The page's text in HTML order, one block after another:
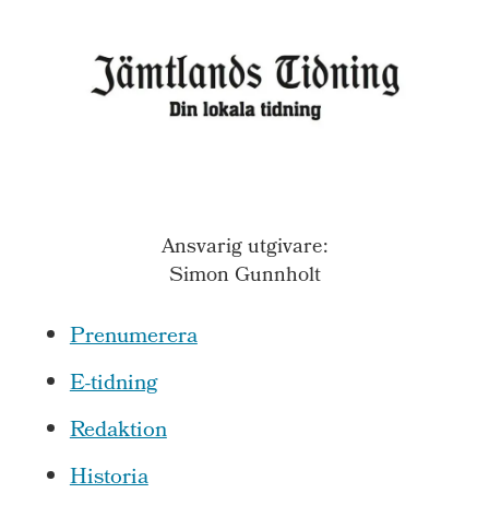
Ansvarig utgivare:
Simon Gunnholt
Prenumerera
E-tidning
Redaktion
Historia